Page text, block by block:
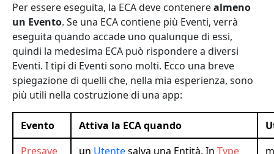
Per essere eseguita, la ECA deve contenerealmeno
un Evento. Se una ECA contiene più Eventi, verrà
eseguita quando accade uno qualunque di essi,
quindi la medesima ECA può rispondere a diversi
Eventi. I tipi di Eventi sono molti. Ecco una breve
spiegazione di quelli che, nella mia esperienza, sono
più utili nella costruzione di una app:
Evento Attiva la ECA quando
Presave
un Utentesalva una Entità. In Type